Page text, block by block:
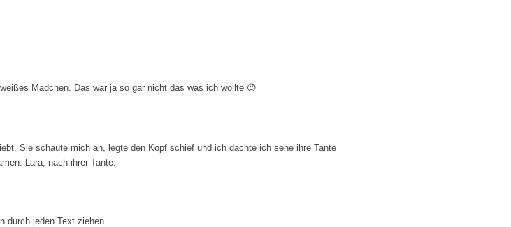
Mädchen. Das war ja so gar nicht das was ich wollte 😉
Sie schaute mich an, legte den Kopf schief und ich dachte ich sehe ihre Tante
Lara, nach ihrer Tante.
durch jeden Text ziehen.